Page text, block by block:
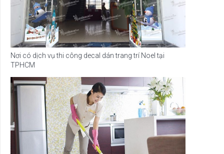
Nơi có dịch vụ thi công decal dán trang trí Noel tại
TPHCM